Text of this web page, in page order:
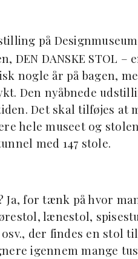
på
DEN DANSKE STOL
nogle år på bagen,
Den nyåbnede
Det skal tilføjes at
hele museet og
med 147 stole.
Ja, for tænk på hvor
lænestol,
der findes en stol
igennem mange